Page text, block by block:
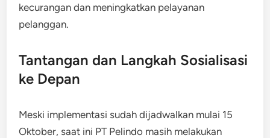
kecurangan dan meningkatkan pelayanan
pelanggan.
Tantangan dan Langkah Sosialisasi
ke Depan
Meski implementasi sudah dijadwalkan mulai 15
Oktober, saat ini PT Pelindo masih melakukan